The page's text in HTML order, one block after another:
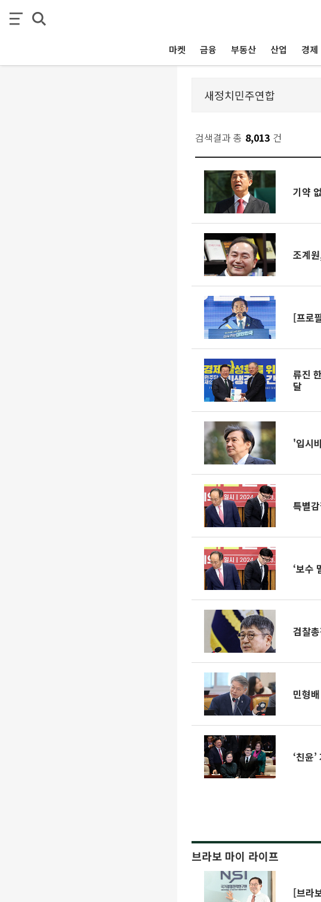
마켓 금융 부동산 산업 경제
검색결과 총 8,013 건
기약
조계
[프로
류진
달
'입시
특별
‘보수
검찰
민형
‘친윤
브라보 마이 라이프
[브라